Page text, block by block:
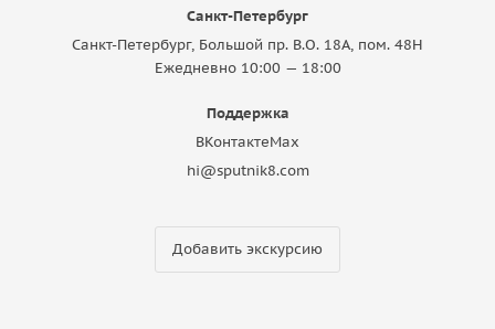
Санкт-Петербург
Санкт-Петербург, Большой пр. В.О. 18A, пом. 48Н
Ежедневно 10:00 — 18:00
Поддержка
ВКонтактеMax
hi@sputnik8.com
Добавить экскурсию